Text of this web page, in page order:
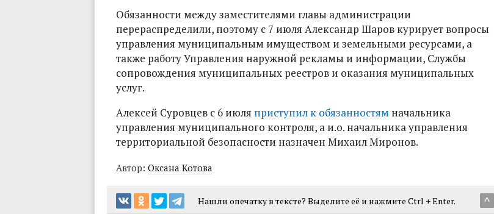
Обязанности между заместителями главы администрации
перераспределили, поэтому с 7 июля Александр Шаров курирует вопросы
управления муниципальным имуществом и земельными ресурсами, а
также работу Управления наружной рекламы и информации, Службы
сопровождения муниципальных реестров и оказания муниципальных
услуг.
Алексей Суровцев с 6 июля приступил к обязанностямначальника
управления муниципального контроля, а и.о. начальника управления
территориальной безопасности назначен Михаил Миронов.
Автор: Оксана Котова
^
Нашли опечатку в тексте? Выделите её и нажмите Ctrl + Enter.